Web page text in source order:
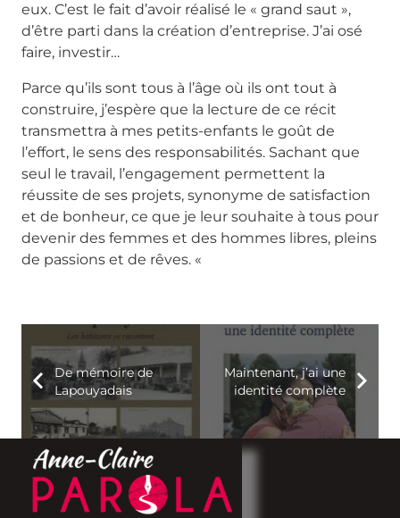
eux. C’est le fait d’avoir réalisé le « grand saut »,
d’être parti dans la création d’entreprise. J’ai osé
faire, investir…
Parce qu’ils sont tous à l’âge où ils ont tout à
construire, j’espère que la lecture de ce récit
transmettra à mes petits-enfants le goût de
l’effort, le sens des responsabilités. Sachant que
seul le travail, l’engagement permettent la
réussite de ses projets, synonyme de satisfaction
et de bonheur, ce que je leur souhaite à tous pour
devenir des femmes et des hommes libres, pleins
de passions et de rêves. «
De mémoire de
Lapouyadais
Maintenant, j’ai une
identité complète